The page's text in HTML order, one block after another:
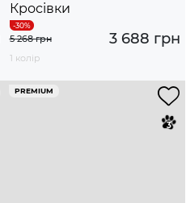
Кросівки
3 688 грн
5 268 грн
1 колір
PREMIUM